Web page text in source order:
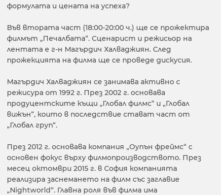
формулата и цената на успеха?
Във втората част (18:00-20:00 ч.) ще се прожектира
филмът „Печалбата“. Сценарист и режисьор на
лентата е г-н Магърдич Халваджиян. След
прожекцията на филма ще се проведе дискусия.
Магърдич Халваджиян се занимава активно с
режисура от 1992 г. През 2002 г. основава
продуцентските къщи „Глобал филмс“ и „Глобал
вижън“, които в последствие стават част от
„Глобал груп“.
През 2012 г. основава компания „Оупън фреймс“ с
основен фокус върху филмопроизводството. През
месец октомври 2015 г. в София компанията
реализира заснемането на филм със заглавие
„Nightworld“. Главна роля във филма има